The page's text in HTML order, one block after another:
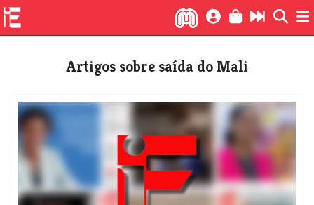
Artigos sobre saída do Mali